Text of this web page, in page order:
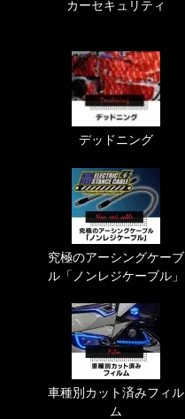
カーセキュリティ
デッドニング
究極のアーシングケーブ
ル「ノンレジケーブル」
車種別カット済みフィル
ム